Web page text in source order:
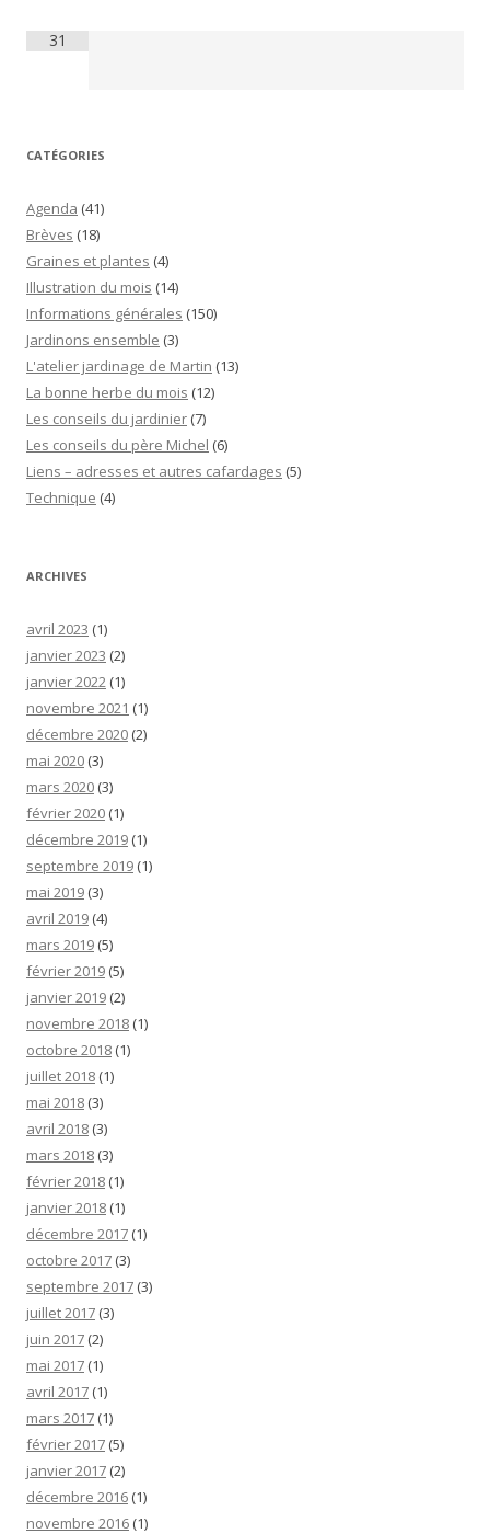
31
CATÉGORIES
Agenda (41)
Brèves (18)
Graines et plantes (4)
Illustration du mois (14)
Informations générales (150)
Jardinons ensemble (3)
L'atelier jardinage de Martin (13)
La bonne herbe du mois (12)
Les conseils du jardinier (7)
Les conseils du père Michel (6)
Liens – adresses et autres cafardages (5)
Technique (4)
ARCHIVES
avril 2023 (1)
janvier 2023 (2)
janvier 2022 (1)
novembre 2021 (1)
décembre 2020 (2)
mai 2020 (3)
mars 2020 (3)
février 2020 (1)
décembre 2019 (1)
septembre 2019 (1)
mai 2019 (3)
avril 2019 (4)
mars 2019 (5)
février 2019 (5)
janvier 2019 (2)
novembre 2018 (1)
octobre 2018 (1)
juillet 2018 (1)
mai 2018 (3)
avril 2018 (3)
mars 2018 (3)
février 2018 (1)
janvier 2018 (1)
décembre 2017 (1)
octobre 2017 (3)
septembre 2017 (3)
juillet 2017 (3)
juin 2017 (2)
mai 2017 (1)
avril 2017 (1)
mars 2017 (1)
février 2017 (5)
janvier 2017 (2)
décembre 2016 (1)
novembre 2016 (1)